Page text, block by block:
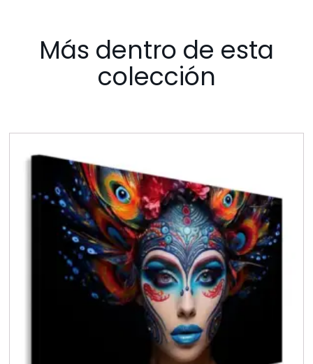
Más dentro de esta
colección